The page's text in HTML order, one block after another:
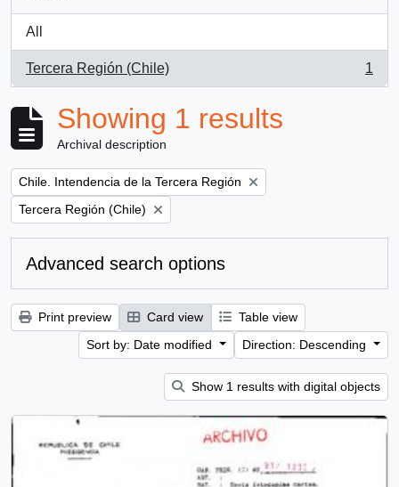
All
Tercera Región (Chile)
, 1 results
1
Showing 1 results
Archival description
Remove filter:
Chile. Intendencia de la Tercera Región
Remove filter:
Tercera Región (Chile)
Advanced search options
Print preview Card view
Table view
Sort by: Date modified
Direction: Descending
Show 1 results with digital objects